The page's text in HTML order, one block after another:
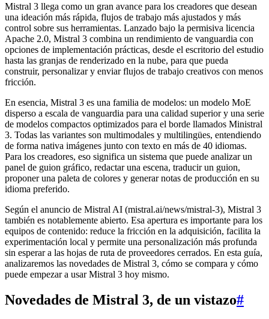
Mistral 3 llega como un gran avance para los creadores que desean
una ideación más rápida, flujos de trabajo más ajustados y más
control sobre sus herramientas. Lanzado bajo la permisiva licencia
Apache 2.0, Mistral 3 combina un rendimiento de vanguardia con
opciones de implementación prácticas, desde el escritorio del estudio
hasta las granjas de renderizado en la nube, para que pueda
construir, personalizar y enviar flujos de trabajo creativos con menos
fricción.
En esencia, Mistral 3 es una familia de modelos: un modelo MoE
disperso a escala de vanguardia para una calidad superior y una serie
de modelos compactos optimizados para el borde llamados Ministral
3. Todas las variantes son multimodales y multilingües, entendiendo
de forma nativa imágenes junto con texto en más de 40 idiomas.
Para los creadores, eso significa un sistema que puede analizar un
panel de guion gráfico, redactar una escena, traducir un guion,
proponer una paleta de colores y generar notas de producción en su
idioma preferido.
Según el anuncio de Mistral AI (mistral.ai/news/mistral-3), Mistral 3
también es notablemente abierto. Esa apertura es importante para los
equipos de contenido: reduce la fricción en la adquisición, facilita la
experimentación local y permite una personalización más profunda
sin esperar a las hojas de ruta de proveedores cerrados. En esta guía,
analizaremos las novedades de Mistral 3, cómo se compara y cómo
puede empezar a usar Mistral 3 hoy mismo.
Novedades de Mistral 3, de un vistazo#